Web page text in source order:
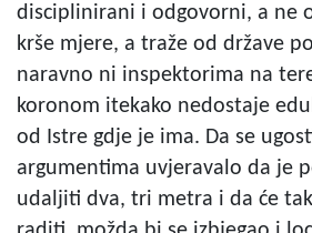
disciplinirani i odgovorni, a ne
krše mjere, a traže od države
naravno ni inspektorima na
koronom itekako nedostaje
od Istre gdje je ima. Da se
argumentima uvjeravalo da je
udaljiti dva, tri metra i da će